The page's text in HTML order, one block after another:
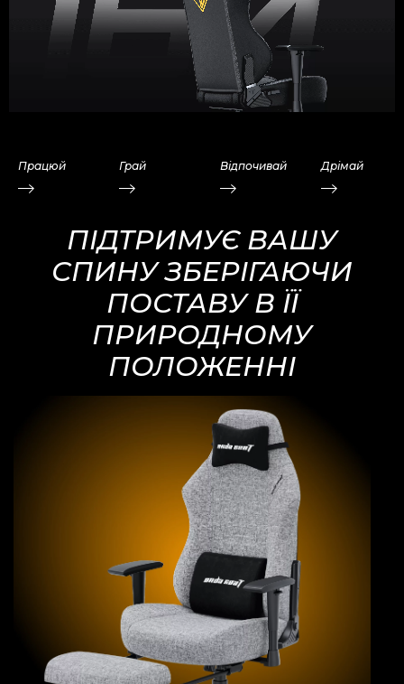
Працюй Грай Відпочивай Дрімай
ПІДТРИМУЄ ВАШУ
СПИНУ ЗБЕРІГАЮЧИ
ПОСТАВУ В ЇЇ
ПРИРОДНОМУ
ПОЛОЖЕННІ